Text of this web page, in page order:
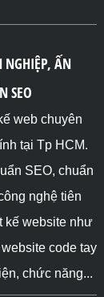
NGHIỆP, ẤN
SEO
web chuyên
tại Tp HCM.
SEO, chuẩn
nghệ tiên
kế website như
code tay
chức năng...